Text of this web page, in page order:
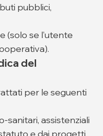
pubblici,
(solo se l’utente
del
per le seguenti
sanitari, assistenziali